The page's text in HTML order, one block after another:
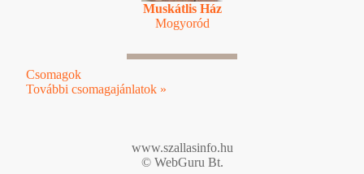
Muskátlis Ház
Mogyoród
Csomagok
További csomagajánlatok »
www.szallasinfo.hu
© WebGuru Bt.